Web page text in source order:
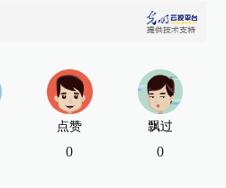
点赞
0
飘过
0